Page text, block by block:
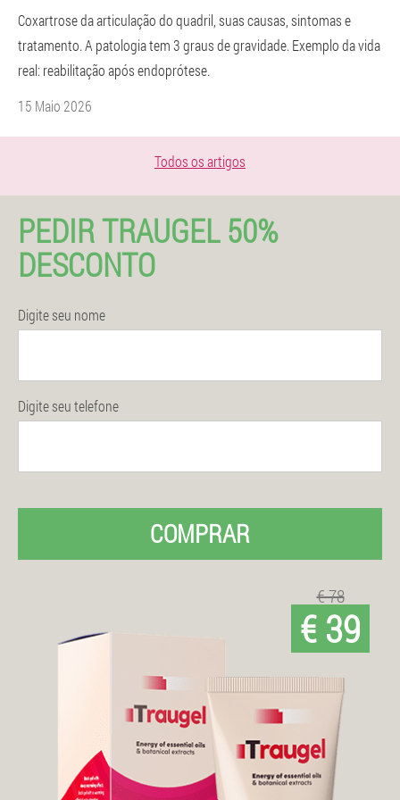
Coxartrose da articulação do quadril, suas causas, sintomas e
tratamento. A patologia tem 3 graus de gravidade. Exemplo da vida
real: reabilitação após endoprótese.
15 Maio 2026
Todos os artigos
PEDIR TRAUGEL 50%
DESCONTO
Digite seu nome
Digite seu telefone
COMPRAR
€ 78
€ 39